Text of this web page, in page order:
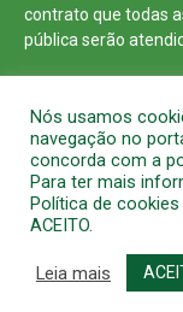
contrato que todas
pública serão
Todos os direitos
Acessar
Nós usamos
navegação no
concorda com a
Para ter mais
Política de cookies
ACEITO.
Leia mais